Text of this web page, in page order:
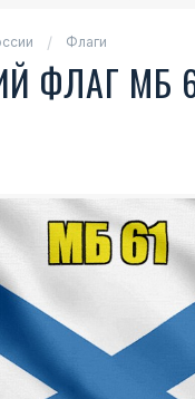
Флаги
ФЛАГ МБ